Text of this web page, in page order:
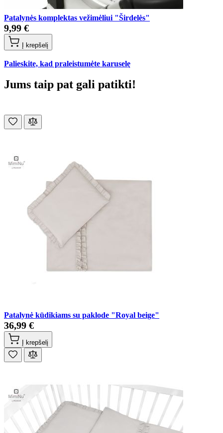
Patalynės komplektas vežimėliui "Širdelės"
9,99 €
Į krepšelį
Palieskite, kad praleistumėte karuselę
Jums taip pat gali patikti!
Patalynė kūdikiams su paklode "Royal beige"
36,99 €
Į krepšelį